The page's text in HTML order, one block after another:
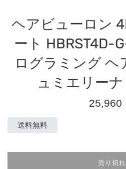
ヘアビューロン
ート HBRST4D-
ログラミング ヘ
ュミエリー
通
25,960
送料無料
売り切れ